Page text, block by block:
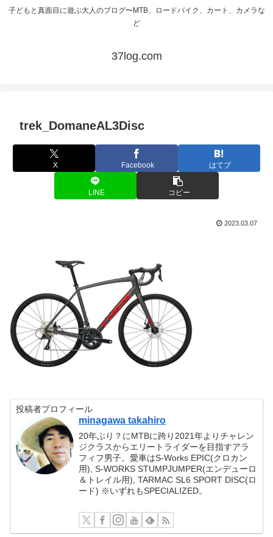
子どもと真面目に遊ぶ大人のブログ〜MTB、ロードバイク、カート、カメラな
ど
37log.com
trek_DomaneAL3Disc
X Facebook はてブ
LINE コピー
2023.03.07
投稿者プロフィール
minagawa takahiro
20年ぶり？にMTBに跨り2021年よりチャレン
ジクラスからエリートライダーを目指すアラ
フィフ男子。愛車はS-Works EPIC(クロカン
用), S-WORKS STUMPJUMPER(エンデューロ
＆トレイル用), TARMAC SL6 SPORT DISC(ロ
ード) ※いずれもSPECIALIZED。